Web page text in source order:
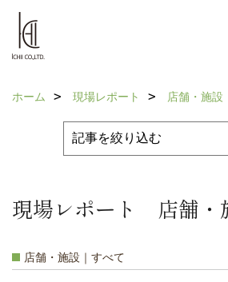
ホーム 現場レポート 店舗・施設
現場レポート 店舗・
店舗・施設｜すべて